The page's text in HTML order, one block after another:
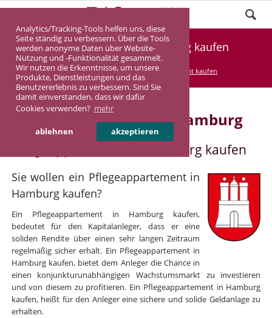
Analytics/Tracking-Tools helfen uns, diese
Seite ständig zu verbessern. Über die Tools
werden anonyme Daten über Website-
Nutzung und -Funktionalität gesammelt.
Wir nutzen die Erkenntnisse, um unsere
Produkte, Dienstleistungen und das
Benutzererlebnis zu verbessern. Sind Sie
damit einverstanden, dass wir dafür
Cookies verwenden? mehr
ablehnen akzeptieren
Pflegeappartement Hamburg kaufen
DASINVEST Service Pflegeappartement kaufen
Pflegeappartement in Hamburg
Pflegeappartement in Hamburg kaufen
Sie wollen ein Pflegeappartement in
Hamburg kaufen?
Ein Pflegeappartement in Hamburg kaufen,
bedeutet für den Kapitalanleger, dass er eine
soliden Rendite über einen sehr langen Zeitraum
regelmäßig sicher erhält. Ein Pflegeappartement in
Hamburg kaufen, bietet dem Anleger die Chance in
einen konjunkturunabhängigen Wachstumsmarkt zu investieren
und von diesem zu profitieren. Ein Pflegeappartement in Hamburg
kaufen, heißt für den Anleger eine sichere und solide Geldanlage zu
erhalten.